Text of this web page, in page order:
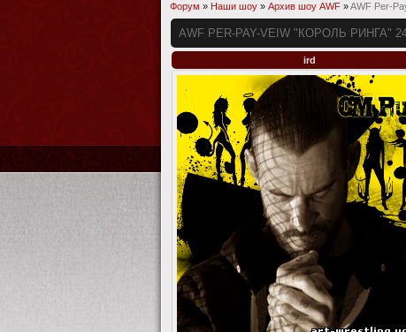
Форум » Наши шоу » Архив шоу AWF »AWF Per-
AWF PER-PAY-VEIW "КОРОЛЬ РИНГА"
ird